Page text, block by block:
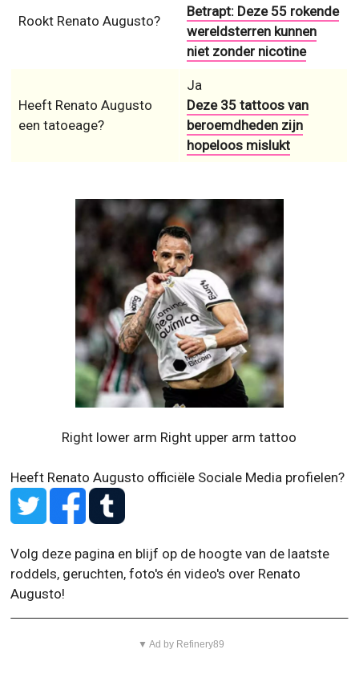
Rookt Renato Augusto?
Betrapt: Deze 55 rokende
wereldsterren kunnen
niet zonder nicotine
Heeft Renato Augusto
een tatoeage?
Ja
Deze 35 tattoos van
beroemdheden zijn
hopeloos mislukt
Right lower arm Right upper arm tattoo
Heeft Renato Augusto officiële Sociale Media profielen?
Volg deze pagina en blijf op de hoogte van de laatste
roddels, geruchten, foto's én video's over Renato
Augusto!
▼ Ad by Refinery89